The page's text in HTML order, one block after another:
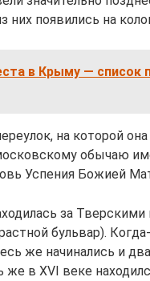
них появились на
в Крыму — список
на которой
обычаю
Успения Божией
за
бульвар).
же начинались и
же в XVI веке